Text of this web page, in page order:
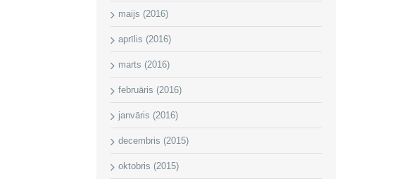
maijs (2016)
aprīlis (2016)
marts (2016)
februāris (2016)
janvāris (2016)
decembris (2015)
oktobris (2015)